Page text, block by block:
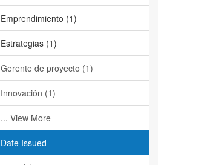
Emprendimiento (1)
Estrategias (1)
Gerente de proyecto (1)
Innovación (1)
... View More
Date Issued